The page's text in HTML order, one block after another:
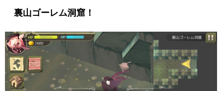
裏山ゴーレム洞窟！